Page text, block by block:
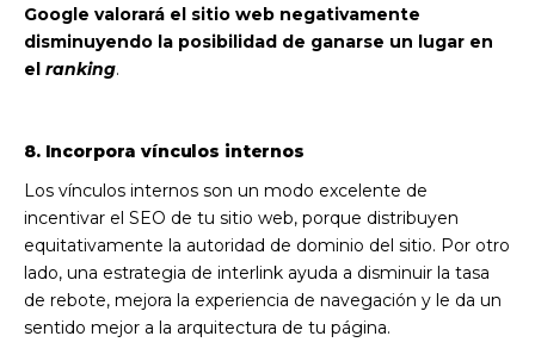
Google valorará el sitio web negativamente
disminuyendo la posibilidad de ganarse un lugar en
el ranking.
8. Incorpora vínculos internos
Los vínculos internos son un modo excelente de
incentivar el SEO de tu sitio web, porque distribuyen
equitativamente la autoridad de dominio del sitio. Por otro
lado, una estrategia de interlink ayuda a disminuir la tasa
de rebote, mejora la experiencia de navegación y le da un
sentido mejor a la arquitectura de tu página.